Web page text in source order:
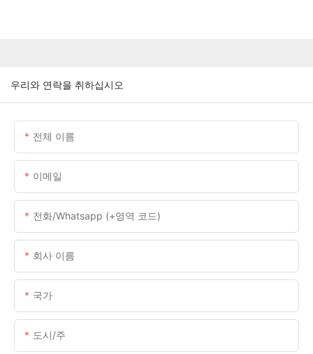
우리와 연락을 취하십시오
전체 이름
이메일
전화/whatsapp (+영역 코드)
회사 이름
국가
도시/주